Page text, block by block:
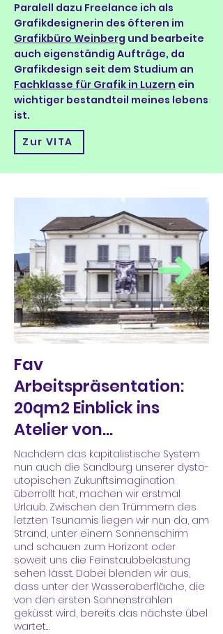
Paralell dazu Freelance ich als
Grafikdesignerin des öfteren im
Grafikbüro Weinberg und bearbeite
auch eigenständig Aufträge, da
Grafikdesign seit dem Studium an
Fachklasse für Grafik in Luzern ein
wichtiger bestandteil meines lebens
ist.
Zur VITA
Fav
Arbeitspräsentation:
20qm2 Einblick ins
Atelier von...
Nachdem das kapitalistische System
nun auch die Sandburg unserer dysto-
utopischen Zukunftsimagination
überrollt hat, machen wir erstmal
Urlaub. Zwischen den Trümmern des
letzten Tsunamis liegen wir nun da, am
Strand, unter einem Sonnenschirm
und schauen zum Horizont oder
soweit uns die Feinstaubbelastung
sehen lässt. Dabei blenden wir aus,
dass unter der Wasseroberfläche, die
von den ersten Sonnenstrahlen
geküsst wird, bereits das nächste übel
wartet…